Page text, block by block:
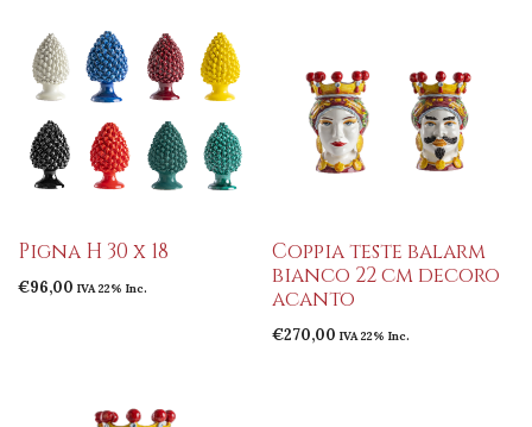
Pigna H 30 x 18
€96,00 IVA 22% Inc.
Coppia teste balarm
bianco 22 cm decoro
acanto
€270,00 IVA 22% Inc.